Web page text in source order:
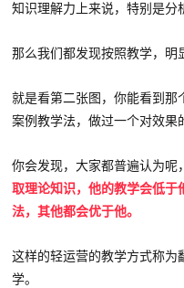
知识理解力上来说，特别是分
那么我们都发现按照教学，明
就是看第二张图，你能看到那
案例教学法，做过一个对效果
你会发现，大家都普遍认为呢
取理论知识，他的教学会低于
法，其他都会优于他。
这样的轻运营的教学方式称为
学。